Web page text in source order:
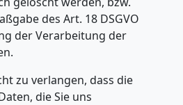
des Art. 18 DSGVO
der Verarbeitung der
zu verlangen, dass die
die Sie uns